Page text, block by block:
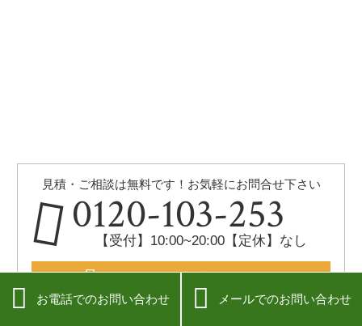
見積・ご相談は無料です！お気軽にお問合せ下さい
0120-103-253
【受付】10:00~20:00【定休】なし
メールでのお問い合わせはこちら
 お電話でのお問い合わせ  メールでのお問い合わせ